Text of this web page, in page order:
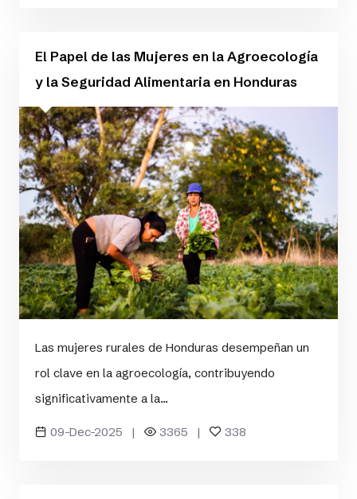
El Papel de las Mujeres en la Agroecología
y la Seguridad Alimentaria en Honduras
Las mujeres rurales de Honduras desempeñan un
rol clave en la agroecología, contribuyendo
significativamente a la...
09-Dec-2025 | 3365 | 338